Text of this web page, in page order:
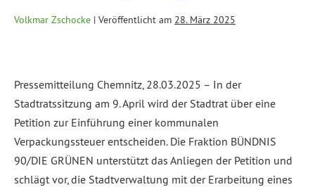
Volkmar Zschocke | Veröffentlicht am 28. März 2025
Pressemitteilung Chemnitz, 28.03.2025 – In der
Stadtratssitzung am 9. April wird der Stadtrat über eine
Petition zur Einführung einer kommunalen
Verpackungssteuer entscheiden. Die Fraktion BÜNDNIS
90/DIE GRÜNEN unterstützt das Anliegen der Petition und
schlägt vor, die Stadtverwaltung mit der Erarbeitung eines